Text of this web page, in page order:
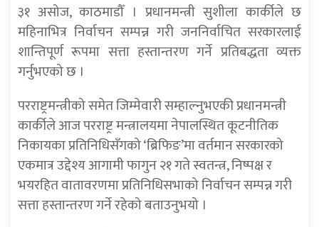
३१ असोज, काठमाडौँ । प्रधानमन्त्री सुशीला कार्कीले छ
महिनाभित्र निर्वाचन सम्पन्न गरी जननिर्वाचित सरकारलाई
शान्तिपूर्ण रूपमा सत्ता हस्तान्तरण गर्ने प्रतिबद्धता व्यक्त
गर्नुभएको छ ।
परराष्ट्रमन्त्रीको समेत जिम्मेवारी सम्हाल्नुभएकी प्रधानमन्त्री
कार्कीले आज परराष्ट्र मन्त्रालयमा नेपालस्थित कूटनीतिक
निकायका प्रतिनिधिसँगको ‘ब्रिफिङ’मा वर्तमान सरकारको
एकमात्र उद्देश्य आगामी फागुन २१ गते स्वतन्त्र, निष्पक्ष र
भयरहित वातावरणमा प्रतिनिधिसभाको निर्वाचन सम्पन्न गरी
सत्ता हस्तान्तरण गर्ने रहेको बताउनुभयो ।